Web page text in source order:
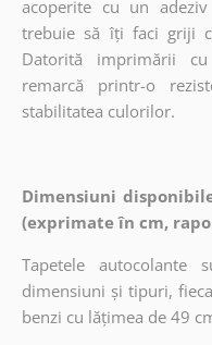
acoperite cu un
trebuie să îți faci griji
Datorită imprimării
remarcă printr-o
stabilitatea culorilor.
Dimensiuni
(exprimate în cm,
Tapetele autocolante
dimensiuni și tipuri,
benzi cu lățimea de 49